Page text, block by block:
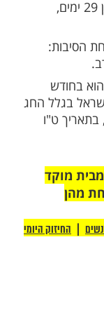
מבול,
הארץ.
טיפות
בשם
אירועים
מלשון
התפילות
8. לעתים חודש חשון הוא חודש חסר, בן 29 ימים,